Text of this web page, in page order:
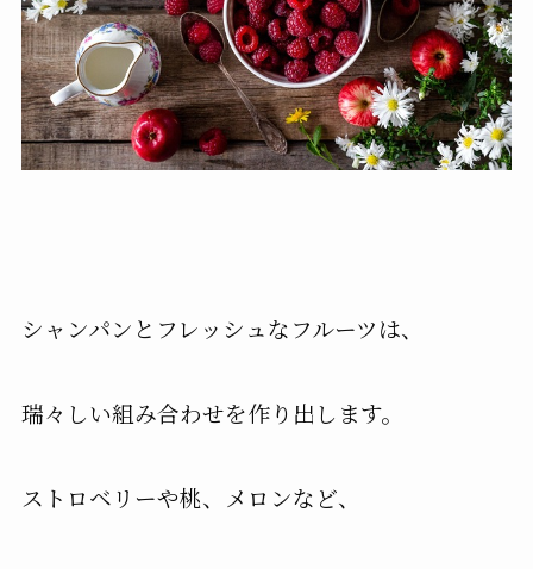
シャンパンとフレッシュなフルーツは、
瑞々しい組み合わせを作り出します。
ストロベリーや桃、メロンなど、